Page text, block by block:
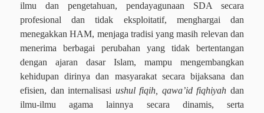
ilmu dan pengetahuan, pendayagunaan SDA secara
profesional dan tidak eksploitatif, menghargai dan
menegakkan HAM, menjaga tradisi yang masih relevan dan
menerima berbagai perubahan yang tidak bertentangan
dengan ajaran dasar Islam, mampu mengembangkan
kehidupan dirinya dan masyarakat secara bijaksana dan
efisien, dan internalisasi ushul fiqih, qawa’id fiqhiyah dan
ilmu-ilmu agama lainnya secara dinamis, serta